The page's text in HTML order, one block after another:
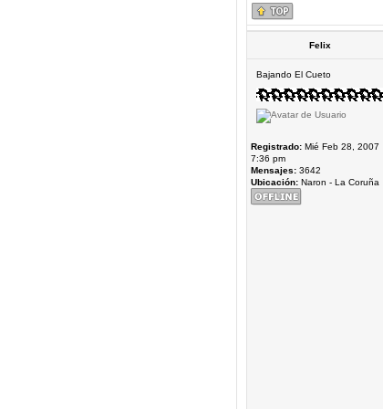
Felix
Bajando El Cueto
Registrado:Mié Feb 28, 2007
7:36 pm
Mensajes:3642
Ubicación:Naron - La Coruña